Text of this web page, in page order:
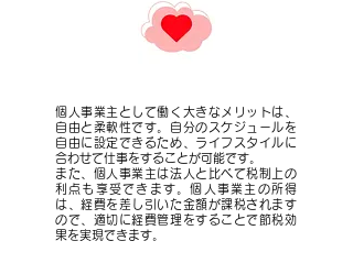
個人事業主として働く大きなメリットは、
自由と柔軟性です。自分のスケジュールを
自由に設定できるため、ライフスタイルに
合わせて仕事をすることが可能です。
また、個人事業主は法人と比べて税制上の
利点も享受できます。個人事業主の所得
は、経費を差し引いた金額が課税されます
ので、適切に経費管理をすることで節税効
果を実現できます。